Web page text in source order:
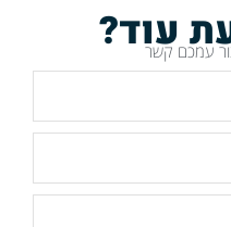
עוד?
עמכם קשר